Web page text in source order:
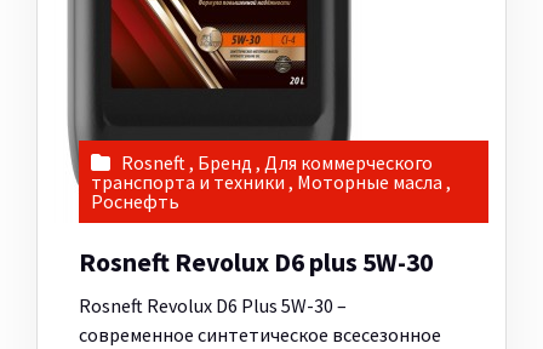
Rosneft, Бренд , Для коммерческого
транспорта и техники , Моторные масла ,
Роснефть
Rosneft Revolux D6 plus 5W-30
Rosneft Revolux D6 Plus 5W-30 –
современное синтетическое всесезонное